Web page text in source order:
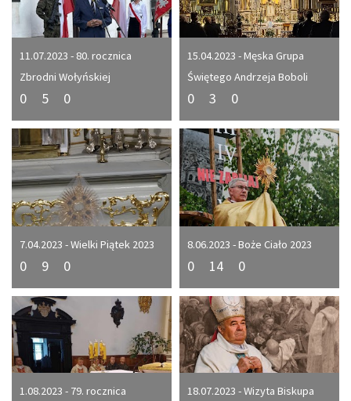
11.07.2023 - 80. rocznica
Zbrodni Wołyńskiej
0 5 0
15.04.2023 - Męska Grupa
Świętego Andrzeja Boboli
0 3 0
7.04.2023 - Wielki Piątek 2023
0 9 0
8.06.2023 - Boże Ciało 2023
0 14 0
1.08.2023 - 79. rocznica
18.07.2023 - Wizyta Biskupa